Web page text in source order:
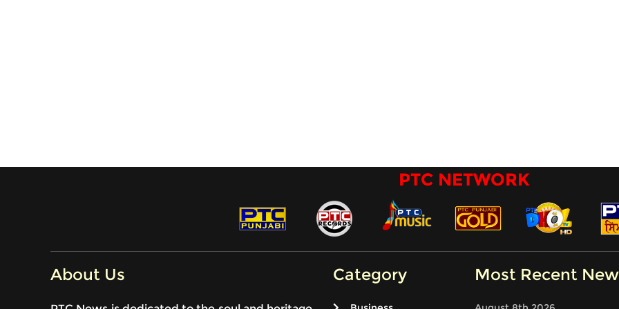
PTC NETWORK
About Us Category Most Recent